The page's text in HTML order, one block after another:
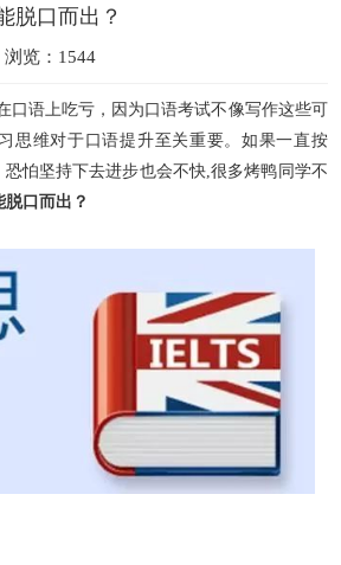
脱口而出？
浏览：1544
口语上吃亏，因为口语考试不像写作这些可
思维对于口语提升至关重要。如果一直按
恐怕坚持下去进步也会不快,很多烤鸭同学不
口而出？